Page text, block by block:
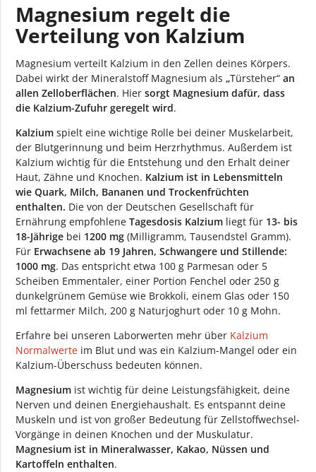
Magnesium regelt die
Verteilung von Kalzium
Magnesium verteilt Kalzium in den Zellen deines Körpers.
Dabei wirkt der Mineralstoff Magnesium als„Türsteher“an
allen Zelloberflächen. Hiersorgt Magnesium dafür, dass
die Kalzium-Zufuhr geregelt wird.
Kalzium spielt eine wichtige Rolle bei deiner Muskelarbeit,
der Blutgerinnung und beim Herzrhythmus. Außerdem ist
Kalzium wichtig für die Entstehung und den Erhalt deiner
Haut, Zähne und Knochen. Kalzium ist in Lebensmitteln
wie Quark, Milch, Bananen und Trockenfrüchten
enthalten. Die von der Deutschen Gesellschaft für
Ernährung empfohleneTagesdosis Kalzium liegt für 13- bis
18-Jährige bei 1200 mg (Milligramm, Tausendstel Gramm).
Für Erwachsene ab 19 Jahren, Schwangere und Stillende:
1000 mg. Das entspricht etwa 100 g Parmesan oder 5
Scheiben Emmentaler, einer Portion Fenchel oder 250 g
dunkelgrünem Gemüse wie Brokkoli, einem Glas oder 150
ml fettarmer Milch, 200 g Naturjoghurt oder 10 g Mohn.
Erfahre bei unseren Laborwerten mehr über Kalzium
Normalwerte im Blut und was ein Kalzium-Mangel oder ein
Kalzium-Überschuss bedeuten können.
Magnesium ist wichtig für deine Leistungsfähigkeit, deine
Nerven und deinen Energiehaushalt. Es entspannt deine
Muskeln und ist von großer Bedeutung für Zellstoffwechsel-
Vorgänge in deinen Knochen und der Muskulatur.
Magnesium ist in Mineralwasser, Kakao, Nüssen und
Kartoffeln enthalten.